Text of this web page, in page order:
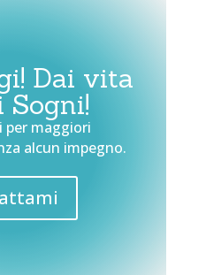
Dai vita
Sogni!
maggiori
alcun impegno.